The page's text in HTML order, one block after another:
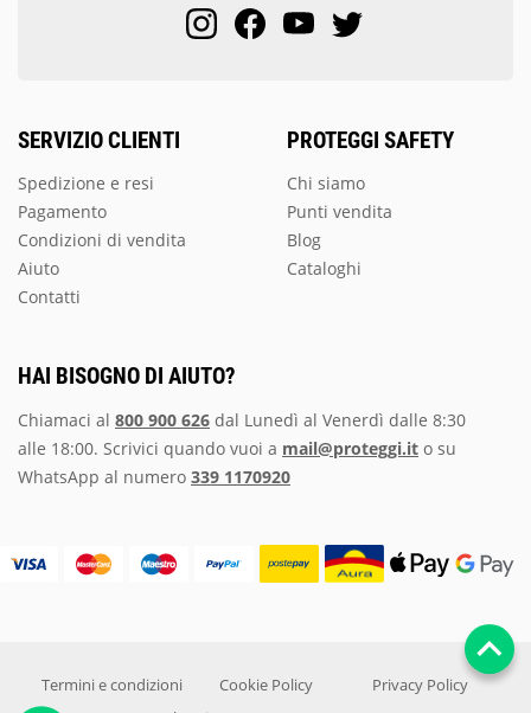
SERVIZIO CLIENTI
Spedizione e resi
Pagamento
Condizioni di vendita
Aiuto
Contatti
PROTEGGI SAFETY
Chi siamo
Punti vendita
Blog
Cataloghi
HAI BISOGNO DI AIUTO?
Chiamaci al 800 900 626 dal Lunedì al Venerdì dalle 8:30
alle 18:00. Scrivici quando vuoi a mail@proteggi.it o su
WhatsApp al numero 339 1170920
Termini e condizioni Cookie Policy Privacy Policy